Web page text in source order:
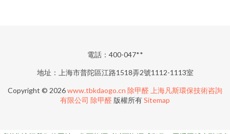
電話：400-047**
地址：上海市普陀區江路1518弄2號1112-1113室
Copyright © 2026www.tbkdaogo.cn 除甲醛 上海凡斯環保技術咨詢
有限公司 除甲醛 版權所有Sitemap